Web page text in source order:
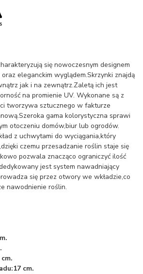
się nowoczesnym designem
eleganckim wyglądem.Skrzynki znajdą
jak i na zewnątrz.Zaletą ich jest
na promienie UV. Wykonane są z
tworzywa sztucznego w fakturze
gama kolorystyczna sprawi
otoczeniu domów,biur lub ogrodów.
z uchwytami do wyciągania,który
czemu przesadzanie roślin staje się
pozwala znacząco ograniczyć ilość
jest system nawadniający
się przez otwory we wkładzie,co
nawodnienie roślin.
cm.